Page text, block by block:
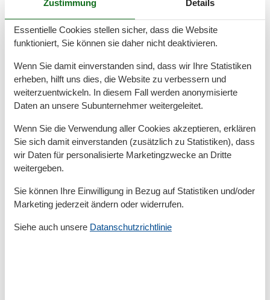
Garten
Handtücher extra
Heizung
Herd
Haartrockner
Insel
Internet
Kein Einweggeschirr
Kinderbetten
1
Küchentuch
Kühlschrank
LED-Lampen
Offene Küche
Parken
Recyclingstation
Zustimmung Details
Essentielle Cookies stellen sicher, dass die Website
funktioniert, Sie können sie daher nicht deaktivieren.
Wenn Sie damit einverstanden sind, dass wir Ihre Statistiken
erheben, hilft uns dies, die Website zu verbessern und
weiterzuentwickeln. In diesem Fall werden anonymisierte
Daten an unsere Subunternehmer weitergeleitet.
Wenn Sie die Verwendung aller Cookies akzeptieren, erklären
Sie sich damit einverstanden (zusätzlich zu Statistiken), dass
wir Daten für personalisierte Marketingzwecke an Dritte
weitergeben.
Sie können Ihre Einwilligung in Bezug auf Statistiken und/oder
Marketing jederzeit ändern oder widerrufen.
Siehe auch unsere Datanschutzrichtlinie